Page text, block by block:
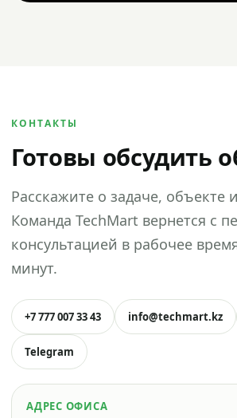
КОНТАКТЫ
Готовы обсудить
Расскажите о задаче, объекте
Команда TechMart вернется с
консультацией в рабочее
минут.
+7 777 007 33 43 info@techmart.kz
Telegram
АДРЕС ОФИСА